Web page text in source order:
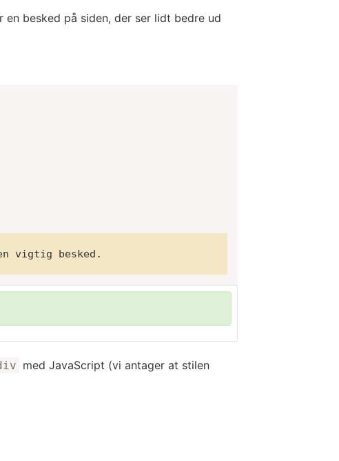
besked på siden, der ser lidt bedre ud
med JavaScript (vi antager at stilen